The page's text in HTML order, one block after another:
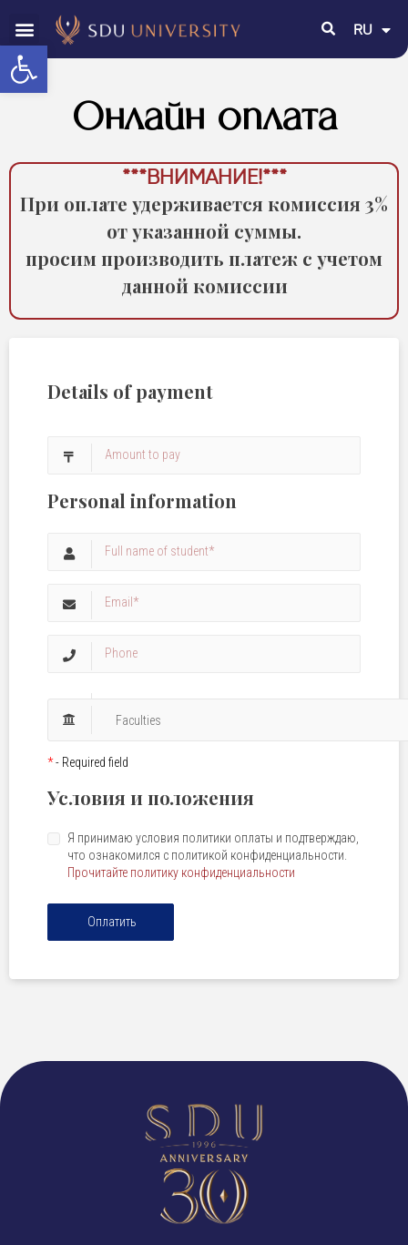
Открыть панель инструментов
RU
EN
Онлайн оплата
***ВНИМАНИЕ!***
При оплате удерживается комиссия 3%
от указанной суммы.
просим производить платеж с учетом
данной комиссии
Details of payment
Personal information
*- Required field
Условия и положения
Я принимаю условия политики оплаты и подтверждаю,
что ознакомился с политикой конфиденциальности.
Прочитайте политику конфиденциальности
Оплатить